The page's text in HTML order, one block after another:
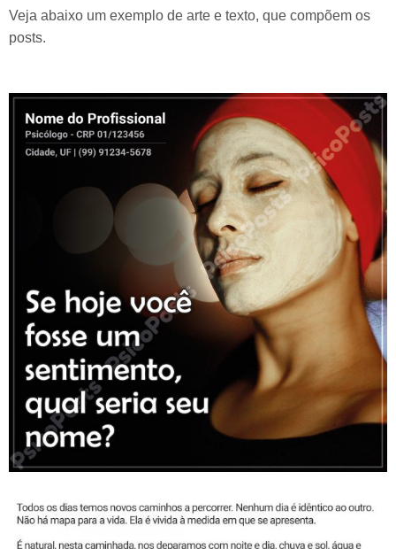
Veja abaixo um exemplo de arte e texto, que compõem os
posts.